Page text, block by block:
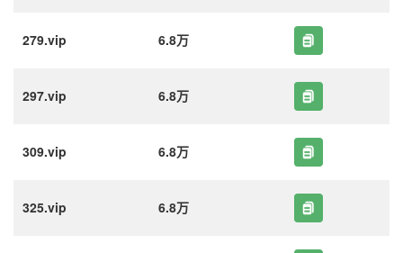
279.vip 6.8万
297.vip 6.8万
309.vip 6.8万
325.vip 6.8万